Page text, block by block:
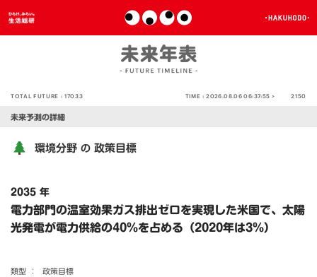
TOTAL FUTURE :17033 TIME :2026.08.06 06:37:55 > 2150
未来予測の詳細
環境分野 の 政策目標
2035 年
電力部門の温室効果ガス排出ゼロを実現した米国で、太陽
光発電が電力供給の40％を占める（2020年は3％）
類型 ：
政策目標